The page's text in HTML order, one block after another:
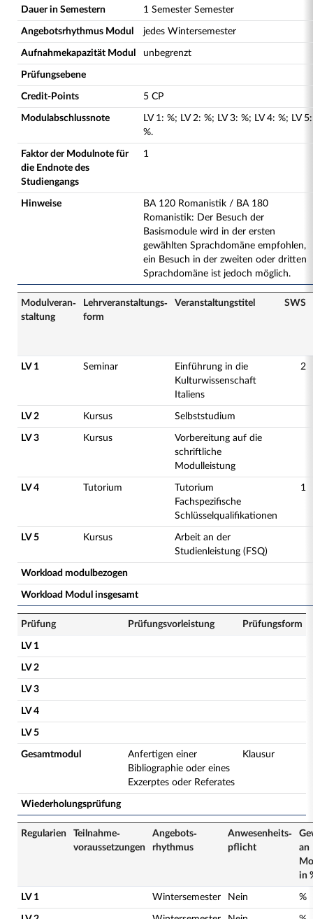
Dauer in Semestern 1 Semester Semester
Angebotsrhythmus Modul jedes Wintersemester
Aufnahmekapazität Modul unbegrenzt
Prüfungsebene
Credit-Points 5 CP
Modulabschlussnote LV 1: %; LV 2: %; LV 3: %; LV 4: %; LV 5:
%.
Faktor der Modulnote für
die Endnote des
Studiengangs
1
Hinweise
BA 120 Romanistik / BA 180
Romanistik: Der Besuch der
Basismodule wird in der ersten
gewählten Sprachdomäne empfohlen,
ein Besuch in der zweiten oder dritten
Sprachdomäne ist jedoch möglich.
Modulveran­
staltung
Lehrveranstaltungs­
form
Veranstaltungs­titel SWS
LV 1 Seminar
Einführung in die
Kulturwissenschaft
Italiens
2
LV 2 Kursus Selbststudium
LV 3 Kursus
Vorbereitung auf die
schriftliche
Modulleistung
LV 4 Tutorium
Tutorium
Fachspezifische
Schlüsselqualifikationen
1
LV 5 Kursus
Arbeit an der
Studienleistung (FSQ)
Workload modulbezogen
Workload Modul insgesamt
Prüfung Prüfungsvorleistung Prüfungsform
LV 1
LV 2
LV 3
LV 4
LV 5
Gesamtmodul
Anfertigen einer
Bibliographie oder eines
Exzerptes oder Referates
Klausur
Wiederholungsprüfung
Regularien
Teilnahme­
voraussetzungen
Angebots­
rhythmus
Anwesenheits­
pflicht
an
in
LV 1 Wintersemester Nein %